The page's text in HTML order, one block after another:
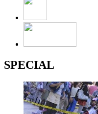
SPECIAL